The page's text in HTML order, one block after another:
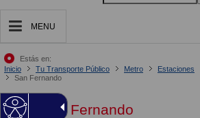
MENU
Estás en:
Inicio
Tu Transporte Público Metro
Estaciones
San Fernando
San Fernando